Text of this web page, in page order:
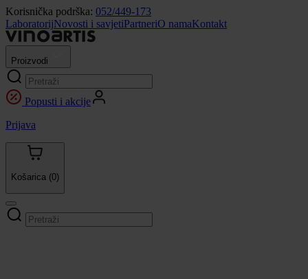
Korisnička podrška: 052/449-173
LaboratorijNovosti i savjetiPartneriO namaKontakt
Proizvodi
Popusti i akcije
Prijava
Košarica (0)